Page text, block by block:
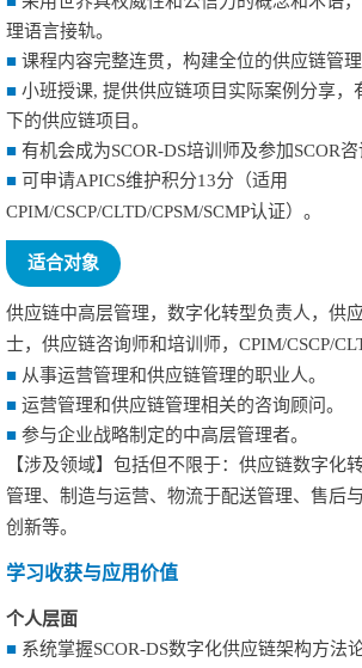
理语言接轨。
■ 课程内容完整连贯，构建全位的供应链管理
■ 小班授课, 提供供应链项目实际案例分享，
下的供应链项目。
■ 有机会成为SCOR-DS培训师及参加SCOR咨
■ 可申请APICS维护积分13分（适用
CPIM/CSCP/CLTD/CPSM/SCMP认证）。
适合对象
供应链中高层管理，数字化转型负责人，供
士，供应链咨询师和培训师， CPIM/CSCP/
■ 从事运营管理和供应链管理的职业人。
■ 运营管理和供应链管理相关的咨询顾问。
■ 参与企业战略制定的中高层管理者。
【涉及领域】包括但不限于：供应链数字化
管理、制造与运营、物流于配送管理、售后
创新等。
学习收获与应用价值
个人层面
■ 系统掌握SCOR-DS数字化供应链架构方法